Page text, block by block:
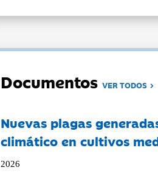
DocumentosVER TODOS
Nuevas plagas
climático en cultivos
2026